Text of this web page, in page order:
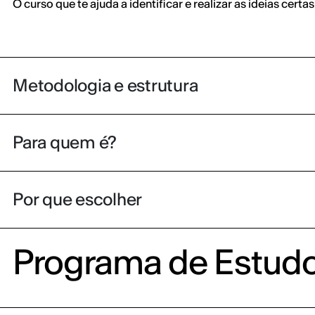
O curso que te ajuda a identificar e realizar as ideias
Metodologia e estrutura
Para quem é?
Por que escolher
Programa de